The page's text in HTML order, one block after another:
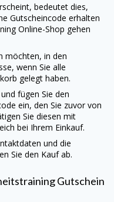
bedeutet dies,
Gutscheincode erhalten
Online-Shop gehen
möchten, in den
wenn Sie alle
gelegt haben.
fügen Sie den
ein, den Sie zuvor von
Sie diesen mit
bei Ihrem Einkauf.
und die
Sie den Kauf ab.
Gutschein